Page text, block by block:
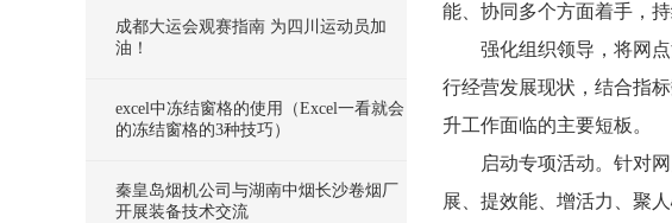
成都大运会观赛指南 为四川运动员加
油！
excel中冻结窗格的使用（Excel一看就会
的冻结窗格的3种技巧）
秦皇岛烟机公司与湖南中烟长沙卷烟厂
开展装备技术交流
能、协同多个方面着手，
强化组织领导，将网
行经营发展现状，结合指
升工作面临的主要短板。
启动专项活动。针对
展、提效能、增活力、聚